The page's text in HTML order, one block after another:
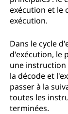
exécution et le
exécution.
Dans le cycle
d'exécution, le
une instruction
la décode et
passer à la
toutes les
terminées.